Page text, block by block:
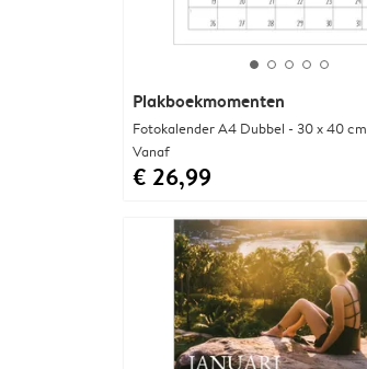
Plakboekmomenten
Fotokalender A4 Dubbel - 30 x 40 cm
Vanaf
€ 26,99